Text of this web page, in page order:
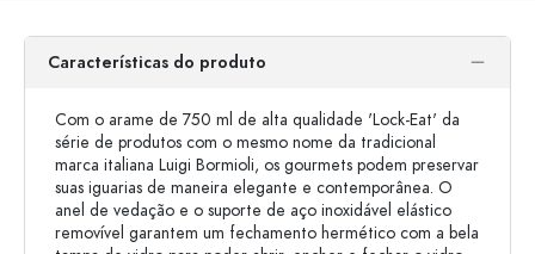
Características do produto
Com o arame de 750 ml de alta qualidade 'Lock-Eat' da
série de produtos com o mesmo nome da tradicional
marca italiana Luigi Bormioli, os gourmets podem preservar
suas iguarias de maneira elegante e contemporânea. O
anel de vedação e o suporte de aço inoxidável elástico
removível garantem um fechamento hermético com a bela